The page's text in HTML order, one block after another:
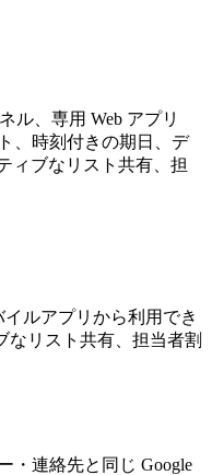
ル、専用 Web アプリ
、時刻付きの期日、デ
ィブなリスト共有、担
ルアプリから利用でき
なリスト共有、担当者割
・連絡先と同じ Google